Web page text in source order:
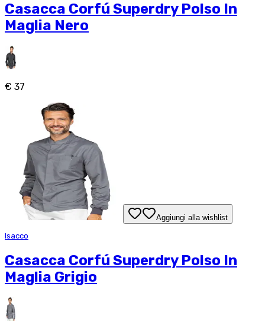
Casacca Corfú Superdry Polso In
Maglia Nero
€ 37
Aggiungi alla wishlist
Isacco
Casacca Corfú Superdry Polso In
Maglia Grigio